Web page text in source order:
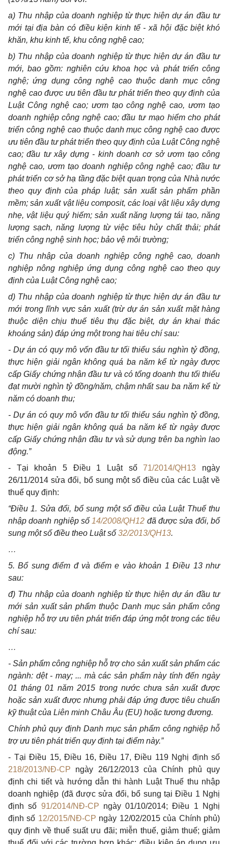
a) Thu nhập của doanh nghiệp từ thực hiện dự án đầu tư
mới tại địa bàn có điều kiện kinh tế - xã hội đặc biệt khó
khăn, khu kinh tế, khu công nghệ cao;
b) Thu nhập của doanh nghiệp từ thực hiện dự án đầu tư
mới, bao gồm: nghiên cứu khoa học và phát triển công
nghệ; ứng dụng công nghệ cao thuộc danh mục công
nghệ cao được ưu tiên đầu tư phát triển theo quy định của
Luật Công nghệ cao; ươm tạo công nghệ cao, ươm tạo
doanh nghiệp công nghệ cao; đầu tư mạo hiểm cho phát
triển công nghệ cao thuộc danh mục công nghệ cao được
ưu tiên đầu tư phát triển theo quy định của Luật Công nghệ
cao; đầu tư xây dựng - kinh doanh cơ sở ươm tạo công
nghệ cao, ươm tạo doanh nghiệp công nghệ cao; đầu tư
phát triển cơ sở hạ tầng đặc biệt quan trọng của Nhà nước
theo quy định của pháp luật; sản xuất sản phẩm phần
mềm; sản xuất vật liệu composit, các loại vật liệu xây dựng
nhẹ, vật liệu quý hiếm; sản xuất năng lượng tái tạo, năng
lượng sạch, năng lượng từ việc tiêu hủy chất thải; phát
triển công nghệ sinh học; bảo vệ môi trường;
c) Thu nhập của doanh nghiệp công nghệ cao, doanh
nghiệp nông nghiệp ứng dụng công nghệ cao theo quy
định của Luật Công nghệ cao;
d) Thu nhập của doanh nghiệp từ thực hiện dự án đầu tư
mới trong lĩnh vực sản xuất (trừ dự án sản xuất mặt hàng
thuộc diện chịu thuế tiêu thụ đặc biệt, dự án khai thác
khoáng sản) đáp ứng một trong hai tiêu chí sau:
- Dự án có quy mô vốn đầu tư tối thiểu sáu nghìn tỷ đồng,
thực hiện giải ngân không quá ba năm kể từ ngày được
cấp Giấy chứng nhận đầu tư và có tổng doanh thu tối thiểu
đạt mười nghìn tỷ đồng/năm, chậm nhất sau ba năm kể từ
năm có doanh thu;
- Dự án có quy mô vốn đầu tư tối thiểu sáu nghìn tỷ đồng,
thực hiện giải ngân không quá ba năm kể từ ngày được
cấp Giấy chứng nhận đầu tư và sử dụng trên ba nghìn lao
động.”
- Tại khoản 5 Điều 1 Luật số71/2014/QH13 ngày
26/11/2014 sửa đổi, bổ sung một số điều của các Luật về
thuế quy định:
“Điều 1. Sửa đổi, bổ sung một số điều của Luật Thuế thu
nhập doanh nghiệp số 14/2008/QH12 đã được sửa đổi, bổ
sung một số điều theo Luật số 32/2013/QH13.
…
5. Bổ sung điểm đ và điểm e vào khoản 1 Điều 13 như
sau:
đ) Thu nhập của doanh nghiệp từ thực hiện dự án đầu tư
mới sản xuất sản phẩm thuộc Danh mục sản phẩm công
nghiệp hỗ trợ ưu tiên phát triển đáp ứng một trong các tiêu
chí sau:
…
- Sản phẩm công nghiệp hỗ trợ cho sản xuất sản phẩm các
ngành: dệt - may; ... mà các sản phẩm này tính đến ngày
01 tháng 01 năm 2015 trong nước chưa sản xuất được
hoặc sản xuất được nhưng phải đáp ứng được tiêu chuẩn
kỹ thuật của Liên minh Châu Âu (EU) hoặc tương đương.
Chính phủ quy định Danh mục sản phẩm công nghiệp hỗ
trợ ưu tiên phát triển quy định tại điểm này.”
- Tại Điều 15, Điều 16, Điều 17, Điều 119 Nghị định số
218/2013/NĐ-CP ngày 26/12/2013 của Chính phủ quy
định chi tiết và hướng dẫn thi hành Luật Thuế thu nhập
doanh nghiệp (đã được sửa đổi, bổ sung tại Điều 1 Nghị
định số 91/2014/NĐ-CP ngày 01/10/2014; Điều 1 Nghị
định số 12/2015/NĐ-CP ngày 12/02/2015 của Chính phủ)
quy định về thuế suất ưu đãi; miễn thuế, giảm thuế; giảm